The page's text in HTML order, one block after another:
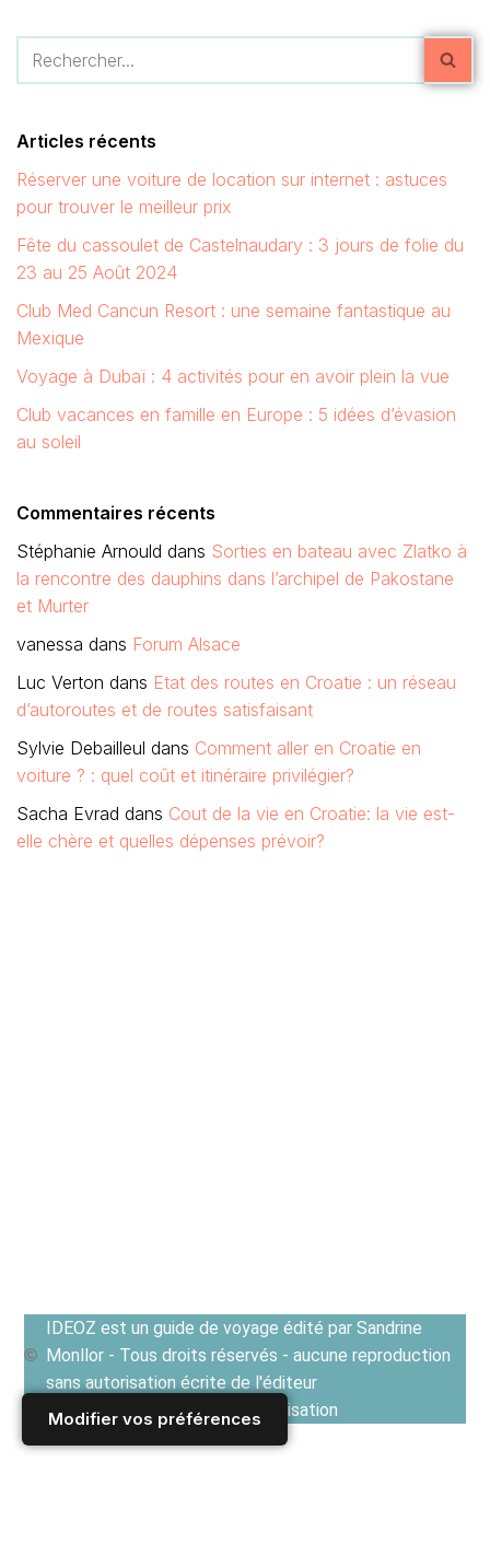
Modifier vos préférences
Articles récents
Réserver une voiture de location sur internet : astuces
pour trouver le meilleur prix
Fête du cassoulet de Castelnaudary : 3 jours de folie du
23 au 25 Août 2024
Club Med Cancun Resort : une semaine fantastique au
Mexique
Voyage à Dubaï : 4 activités pour en avoir plein la vue
Club vacances en famille en Europe : 5 idées d’évasion
au soleil
Commentaires récents
Stéphanie Arnould dans Sorties en bateau avec Zlatko à
la rencontre des dauphins dans l’archipel de Pakostane
et Murter
vanessa dans Forum Alsace
Luc Verton dans Etat des routes en Croatie : un réseau
d’autoroutes et de routes satisfaisant
Sylvie Debailleul dans Comment aller en Croatie en
voiture ? : quel coût et itinéraire privilégier?
Sacha Evrad dans Cout de la vie en Croatie: la vie est-
elle chère et quelles dépenses prévoir?
IDEOZ est un guide de voyage édité par Sandrine
Monllor - Tous droits réservés - aucune reproduction
sans autorisation écrite de l'éditeur
Voir les Conditions générales d'utilisation